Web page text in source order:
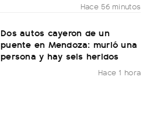
Hace 56 minutos
Dos autos cayeron de un
puente en Mendoza: murió una
persona y hay seis heridos
Hace 1 hora